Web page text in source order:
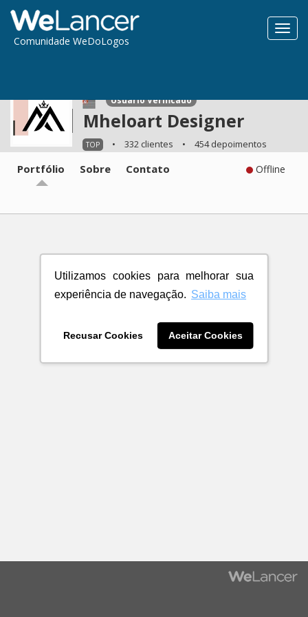
Utilizamos cookies para melhorar sua
experiência de navegação. Saiba mais
Recusar Cookies Aceitar Cookies
Comunidade WeDoLogos
Mheloart Designer
Usuário Verificado
TOP • 332 clientes • 454 depoimentos
Portfólio Sobre Contato Offline